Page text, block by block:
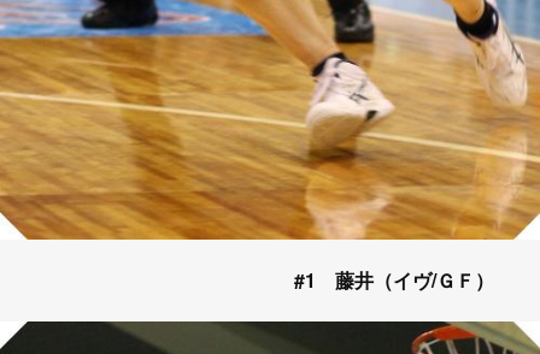
#1 藤井（イヴ/ＧＦ）